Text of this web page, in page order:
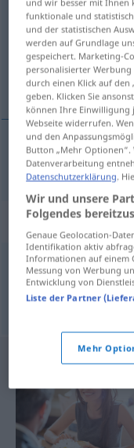
Übersicht aller
(Für mehr Details die
Wohltäter
Wohltäterm
dobroczyńca
funktionale und
und der statistischen
werden auf Grundlage
gespeichert. Marketing-
personalisierter
durch einen Klick auf
geben. Klicken Sie
können Ihre Einwilligung
Webseite widerrufen.
und den
Button „Mehr Optionen“.
Datenverarbeitung
Datenschutzerklärung .
Wir und unsere
Folgendes
Genaue Geolocation-
Identifikation aktiv
Informationen auf einem
Messung von Werbung
Entwicklung von
Liste der Partner
Mehr